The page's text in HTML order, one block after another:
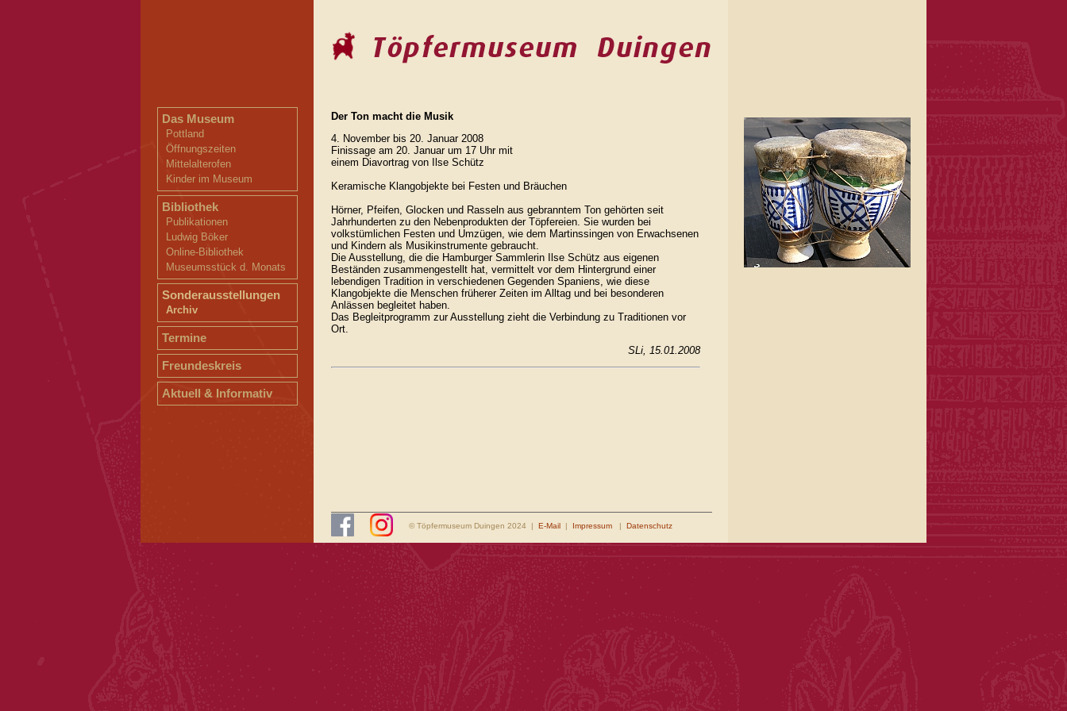
Das Museum
Pottland
Öffnungszeiten
Mittelalterofen
Kinder im Museum
Bibliothek
Publikationen
Ludwig Böker
Online-Bibliothek
Museumsstück d. Monats
Sonderausstellungen
Archiv
Termine
Freundeskreis
Aktuell & Informativ
Der Ton macht die Musik
4. November bis 20. Januar 2008
Finissage am 20. Januar um 17 Uhr mit
einem Diavortrag von Ilse Schütz
Keramische Klangobjekte bei Festen und Bräuchen
Hörner, Pfeifen, Glocken und Rasseln aus gebranntem Ton gehörten seit
Jahrhunderten zu den Nebenprodukten der Töpfereien. Sie wurden bei
volkstümlichen Festen und Umzügen, wie dem Martinssingen von Erwachsenen
und Kindern als Musikinstrumente gebraucht.
Die Ausstellung, die die Hamburger Sammlerin Ilse Schütz aus eigenen
Beständen zusammengestellt hat, vermittelt vor dem Hintergrund einer
lebendigen Tradition in verschiedenen Gegenden Spaniens, wie diese
Klangobjekte die Menschen früherer Zeiten im Alltag und bei besonderen
Anlässen begleitet haben.
Das Begleitprogramm zur Ausstellung zieht die Verbindung zu Traditionen vor
Ort.
SLi, 15.01.2008
© Töpfermuseum Duingen 2024 | E-Mail | Impressum | Datenschutz